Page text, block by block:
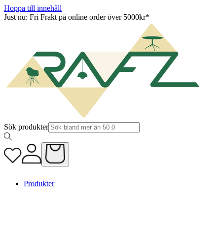
Hoppa till innehåll
Just nu: Fri Frakt på online order över 5000kr*
Sök produkter
Produkter